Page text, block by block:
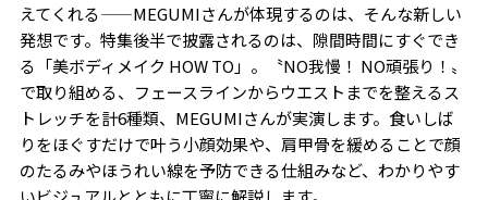
えてくれる——MEGUMIさんが体現するのは、そんな新しい
発想です。特集後半で披露されるのは、隙間時間にすぐでき
る「美ボディメイク HOW TO」。〝NO我慢！ NO頑張り！〟
で取り組める、フェースラインからウエストまでを整えるス
トレッチを計6種類、MEGUMIさんが実演します。食いしば
りをほぐすだけで叶う小顔効果や、肩甲骨を緩めることで顔
のたるみやほうれい線を予防できる仕組みなど、わかりやす